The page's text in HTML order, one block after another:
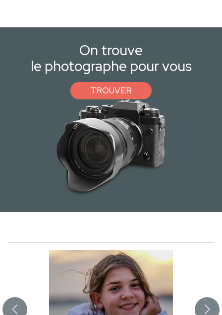
On trouve
le photographe pour vous
TROUVER